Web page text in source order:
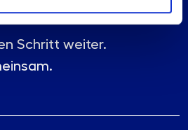
Schritt weiter.